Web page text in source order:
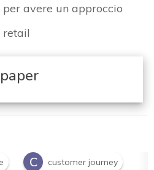
avere un approccio
C customer journey